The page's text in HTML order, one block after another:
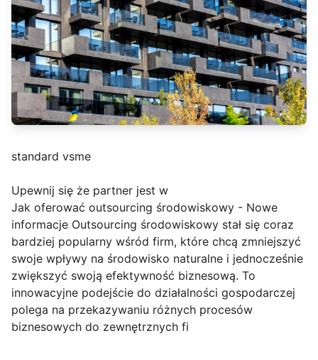
standard vsme
Upewnij się że partner jest w
Jak oferować outsourcing środowiskowy - Nowe
informacje Outsourcing środowiskowy stał się coraz
bardziej popularny wśród firm, które chcą zmniejszyć
swoje wpływy na środowisko naturalne i jednocześnie
zwiększyć swoją efektywność biznesową. To
innowacyjne podejście do działalności gospodarczej
polega na przekazywaniu różnych procesów
biznesowych do zewnętrznych fi